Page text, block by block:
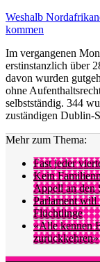
Weshalb
kommen
Im vergangenen
erstinstanzlich über
davon wurden
ohne
selbstständig. 344
zuständigen Dublin-
Mehr zum Thema:
Fast jeder
Kein
Appell an den
Parlament will
Flüchtlinge
«Alle kennen
zurückkehren»